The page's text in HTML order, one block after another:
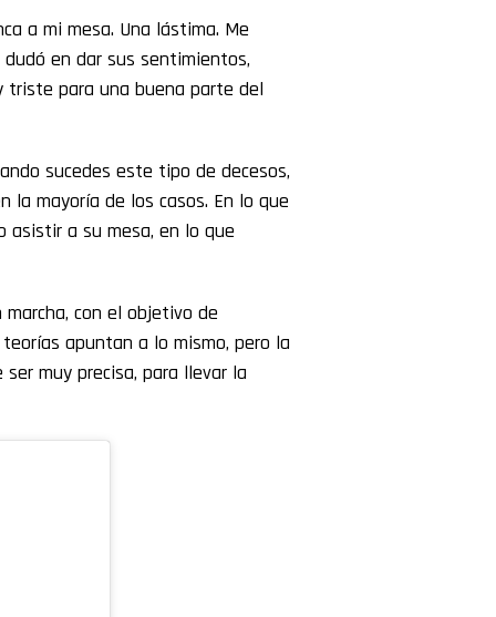
a mi mesa. Una lástima. Me
en dar sus sentimientos,
triste para una buena parte del
sucedes este tipo de decesos,
la mayoría de los casos. En lo que
asistir a su mesa, en lo que
con el objetivo de
apuntan a lo mismo, pero la
muy precisa, para llevar la